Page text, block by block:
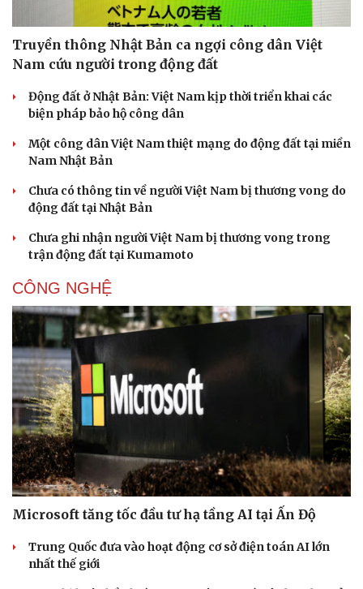
Văn hóa
Sân khấu - Điện ảnh
Văn học
Âm nhạc
Giải trí
Thời trang
Truyền thông Nhật Bản ca ngợi công dân Việt
Nam cứu người trong động đất
Động đất ở Nhật Bản: Việt Nam kịp thời triển khai các
biện pháp bảo hộ công dân
Một công dân Việt Nam thiệt mạng do động đất tại miền
Nam Nhật Bản
Chưa có thông tin về người Việt Nam bị thương vong do
động đất tại Nhật Bản
Chưa ghi nhận người Việt Nam bị thương vong trong
trận động đất tại Kumamoto
CÔNG NGHỆ
Microsoft tăng tốc đầu tư hạ tầng AI tại Ấn Độ
Trung Quốc đưa vào hoạt động cơ sở điện toán AI lớn
nhất thế giới